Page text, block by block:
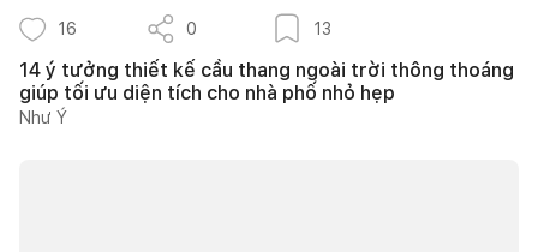
16 0 13
14 ý tưởng thiết kế cầu thang ngoài trời thông thoáng
giúp tối ưu diện tích cho nhà phố nhỏ hẹp
Như Ý